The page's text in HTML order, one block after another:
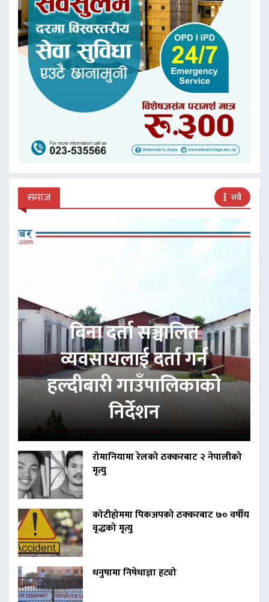
समाज सबै
बिना दर्ता सञ्चालित
व्यवसायलाई दर्ता गर्न
हल्दीबारी गाउँपालिकाको
निर्देशन
रोमानियामा रेलको ठक्करबाट २ नेपालीको
मृत्यु
कोटीहोममा पिकअपको ठक्करबाट ७० वर्षीय
वृद्धको मृत्यु
धनुषामा निषेधाज्ञा हट्यो